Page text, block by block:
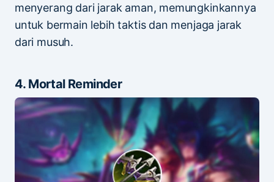
menyerang dari jarak aman, memungkinkannya
untuk bermain lebih taktis dan menjaga jarak
dari musuh.
4. Mortal Reminder